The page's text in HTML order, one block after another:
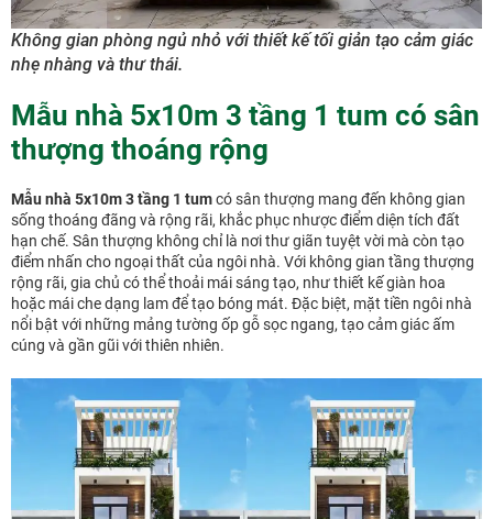
Không gian phòng ngủ nhỏ với thiết kế tối giản tạo cảm giác
nhẹ nhàng và thư thái.
Mẫu nhà 5x10m 3 tầng 1 tum có sân
thượng thoáng rộng
Mẫu nhà 5x10m 3 tầng 1 tumcó sân thượng mang đến không gian
sống thoáng đãng và rộng rãi, khắc phục nhược điểm diện tích đất
hạn chế. Sân thượng không chỉ là nơi thư giãn tuyệt vời mà còn tạo
điểm nhấn cho ngoại thất của ngôi nhà. Với không gian tầng thượng
rộng rãi, gia chủ có thể thoải mái sáng tạo, như thiết kế giàn hoa
hoặc mái che dạng lam để tạo bóng mát. Đặc biệt, mặt tiền ngôi nhà
nổi bật với những mảng tường ốp gỗ sọc ngang, tạo cảm giác ấm
cúng và gần gũi với thiên nhiên.